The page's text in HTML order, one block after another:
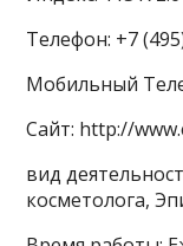
Телефон: +7
Мобильный
Сайт: http://
вид
косметолога,